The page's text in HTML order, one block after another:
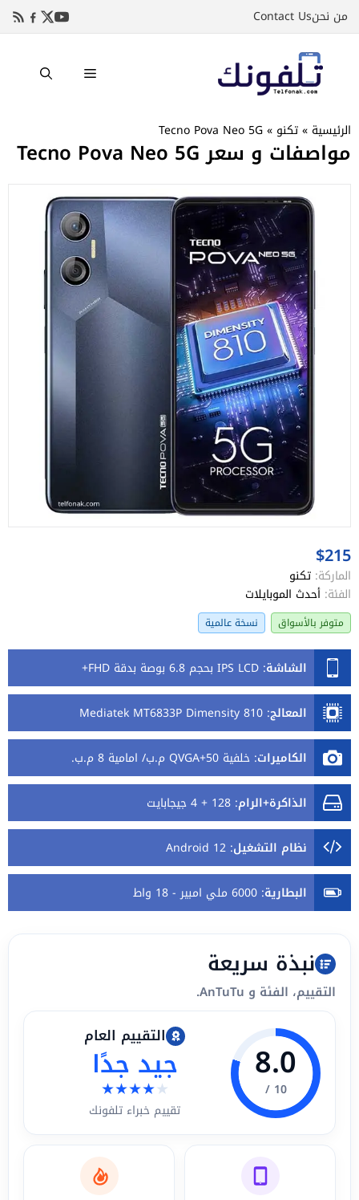
إلىمن نحنContact Us
القائمة
الرئيسية »تكنو »
Tecno Pova Neo 5G
مواصفات و سعر Tecno Pova Neo 5G
$215
الماركة: تكنو
الفئة: أحدث الموبايلات
متوفر بالأسواق نسخة عالمية
الشاشة: IPS LCD بحجم 6.8 بوصة بدقة FHD+
المعالج:
Mediatek MT6833P Dimensity 810
الكاميرات: خلفية 50+QVGA م.ب/ امامية 8 م.ب.
الذاكرة+الرام: 128 + 4 جيجابايت
نظام التشغيل:
Android 12
البطارية: 6000 ملي امبير - 18 واط
نبذة سريعة
التقييم، الفئة و AnTuTu.
8.0
10 /
التقييم العام
جيد جدًا
★★★★★
تقييم خبراء تلفونك